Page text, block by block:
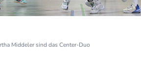
Middeler sind das Center-Duo